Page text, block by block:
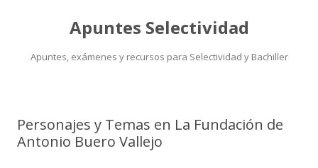
Apuntes Selectividad
Apuntes, exámenes y recursos para Selectividad y Bachiller
Personajes y Temas en La Fundación de
Antonio Buero Vallejo